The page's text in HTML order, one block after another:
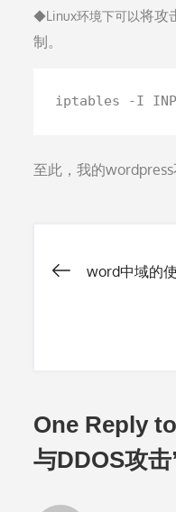
◆Linux环境下可以将攻
制。
iptables -I
至此，我的wordpress
文
航
word中域的
One Reply
与DDOS攻击